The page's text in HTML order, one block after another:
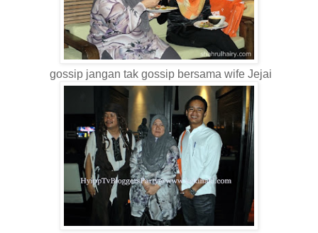
gossip jangan tak gossip bersama wife Jejai